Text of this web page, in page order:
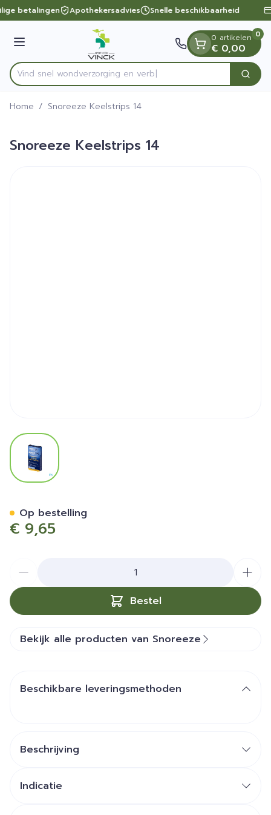
Ga naar de inhoud
1 van 1
betalingen Apothekersadvies Snelle beschikbaarheid
Menu
Product, merk, categorie...
Vind snel wondverzorgin Zoek
0 artikelen
€ 0,00
0
Home / Snoreeze Keelstrips 14
Snoreeze Keelstrips 14
View larger image
€ 9,65
Bestel
Op bestelling
Bekijk alle producten van Snoreeze
Beschikbare leveringsmethoden
Beschrijving
Indicatie